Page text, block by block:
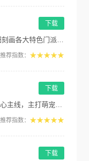
专属特性与独门武...
推荐指数： ★★★★★
下载
培育、多元伙伴阵...
推荐指数： ★★★★★
下载
下载